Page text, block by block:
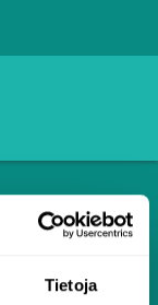
Tietoja